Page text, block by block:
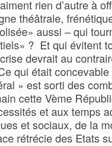
rien d’autre à
théâtrale,
aussi – qui
? Et qui évitent
devrait au
qui était
» est sorti des
cette Vème
et aux temps
et sociaux, de la
rétrécie des Etats